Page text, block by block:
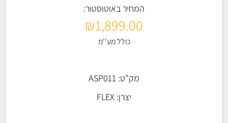
המחיר באוטוסטור:
₪1,899.00
כולל מע''מ
מק"ט: ASP011
יצרן: FLEX